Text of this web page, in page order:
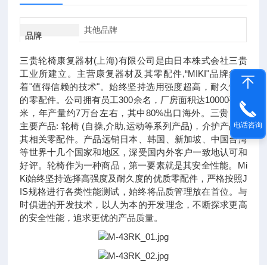
品牌
其他品牌
三贵轮椅康复器材(上海)有限公司是由日本株式会社三贵
工业所建立。主营康复器材及其零配件,“MIKI"品牌象征
着"值得信赖的技术"。始终坚持选用强度超高，耐久性能
的零配件。公司拥有员工300余名，厂房面积达10000平方
米，年产量约7万台左右，其中80%出口海外。三贵目前
主要产品: 轮椅 (自操,介助,运动等系列产品)，介护产品及
其相关零配件。产品远销日本、韩国、新加坡、中国台湾
等世界十几个国家和地区，深受国内外客户一致地认可和
好评。轮椅作为⼀种商品，第⼀要素就是其安全性能。Mi
Ki始终坚持选择⾼强度及耐久度的优质零配件，严格按照J
IS规格进⾏各类性能测试，始终将品质管理放在⾸位。与
时俱进的开发技术，以⼈为本的开发理念，不断探求更⾼
的安全性能，追求更优的产品质量。
电话咨询